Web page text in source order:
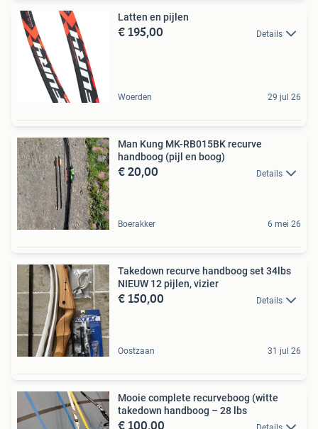
Latten en pijlen
€ 195,00 Details
Woerden 29 jul 26
Man Kung MK-RB015BK recurve
handboog (pijl en boog)
€ 20,00 Details
Boerakker 6 mei 26
Takedown recurve handboog set 34lbs
NIEUW 12 pijlen, vizier
€ 150,00 Details
Oostzaan 31 jul 26
Mooie complete recurveboog (witte
takedown handboog – 28 lbs